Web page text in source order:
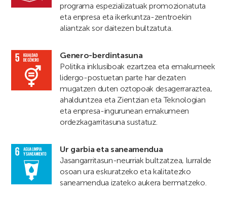
programa espezializatuak promozionatuta
eta enpresa eta ikerkuntza-zentroekin
aliantzak sor daitezen bultzatuta.
Genero-berdintasuna
Politika inklusiboak ezartzea eta emakumeek
lidergo-postuetan parte har dezaten
mugatzen duten oztopoak desagerraraztea,
ahalduntzea eta Zientzian eta Teknologian
eta enpresa-ingurunean emakumeen
ordezkagarritasuna sustatuz.
Ur garbia eta saneamendua
Jasangarritasun-neurriak bultzatzea, lurralde
osoan ura eskuratzeko eta kalitatezko
saneamendua izateko aukera bermatzeko.